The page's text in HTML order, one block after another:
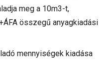
meg a 10m3-t,
összegű anyagkiadási
mennyiségek kiadása